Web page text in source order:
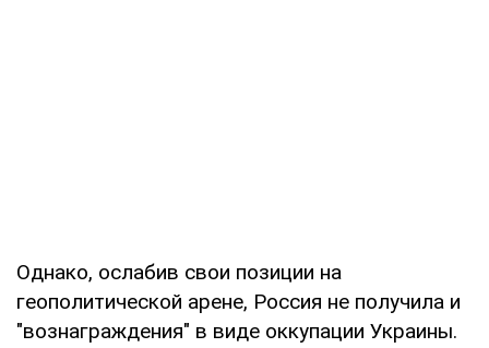
Однако, ослабив свои позиции на
геополитической арене, Россия не получила и
"вознаграждения" в виде оккупации Украины.